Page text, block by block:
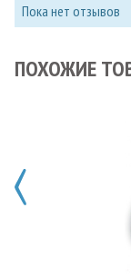
Пока нет отзывов
ПОХОЖИЕ